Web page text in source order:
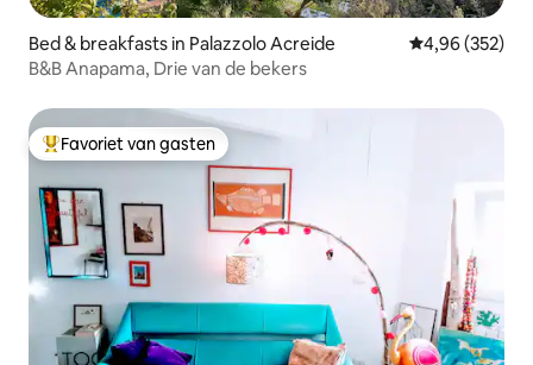
Bed & breakfasts in Palazzolo Acreide Gemiddelde
4,96 (352)
B&B Anapama, Drie van de bekers
Topfavoriet van gasten
Favoriet van gasten